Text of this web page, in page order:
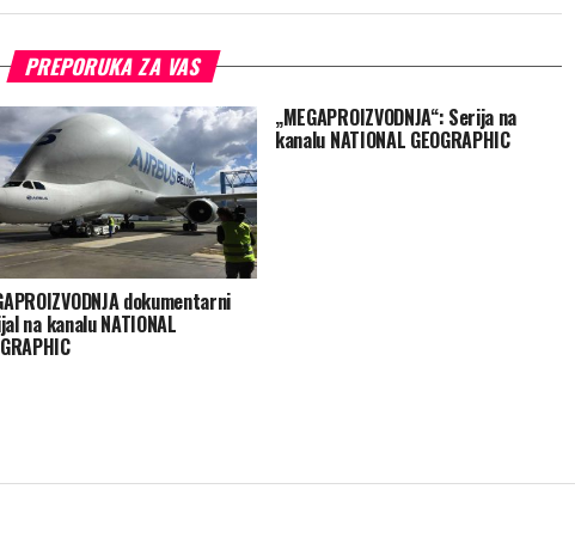
PREPORUKA ZA VAS
dokumentarni
na kanalu NATIONAL
„MEGAPROIZVODNJA“: Serija na
kanalu NATIONAL GEOGRAPHIC